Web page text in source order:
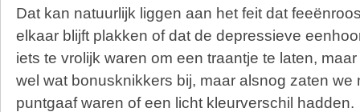
Dat kan natuurlijk liggen aan het feit dat
elkaar blijft plakken of dat de depressieve
iets te vrolijk waren om een traantje te laten,
wel wat bonusknikkers bij, maar alsnog zaten we
puntgaaf waren of een licht kleurverschil hadden.